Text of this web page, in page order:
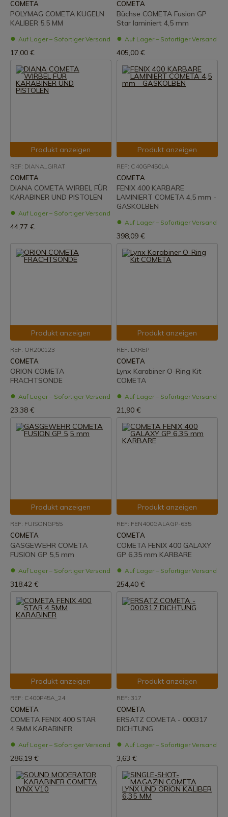
COMETA
POLYMAG COMETA KUGELN
KALIBER 5,5 MM
Auf Lager – Sofortiger Versand
17,00 €
COMETA
Büchse COMETA Fusion GP
Star laminiert 4,5 mm
Auf Lager – Sofortiger Versand
405,00 €
Produkt anzeigen
REF: DIANA_GIRAT
COMETA
DIANA COMETA WIRBEL FÜR
KARABINER UND PISTOLEN
Auf Lager – Sofortiger Versand
44,77 €
Produkt anzeigen
REF: C40GP450LA
COMETA
FENIX 400 KARBARE
LAMINIERT COMETA 4,5 mm -
GASKOLBEN
Auf Lager – Sofortiger Versand
398,09 €
Produkt anzeigen
REF: OR200123
COMETA
ORION COMETA
FRACHTSONDE
Auf Lager – Sofortiger Versand
23,38 €
Produkt anzeigen
REF: LXREP
COMETA
Lynx Karabiner O-Ring Kit
COMETA
Auf Lager – Sofortiger Versand
21,90 €
Produkt anzeigen
REF: FUISONGP55
COMETA
GASGEWEHR COMETA
FUSION GP 5,5 mm
Auf Lager – Sofortiger Versand
318,42 €
Produkt anzeigen
REF: FEN400GALAGP-635
COMETA
COMETA FENIX 400 GALAXY
GP 6,35 mm KARBARE
Auf Lager – Sofortiger Versand
254,40 €
Produkt anzeigen
REF: C400P45A_24
COMETA
COMETA FENIX 400 STAR
4.5MM KARABINER
Auf Lager – Sofortiger Versand
286,19 €
Produkt anzeigen
REF: 317
COMETA
ERSATZ COMETA - 000317
DICHTUNG
Auf Lager – Sofortiger Versand
3,63 €